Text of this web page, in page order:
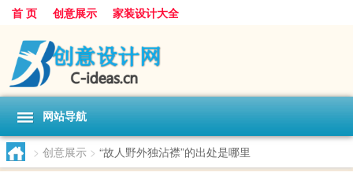
首 页 创意展示 家装设计大全
网站导航
> 创意展示 > “故人野外独沾襟”的出处是哪里